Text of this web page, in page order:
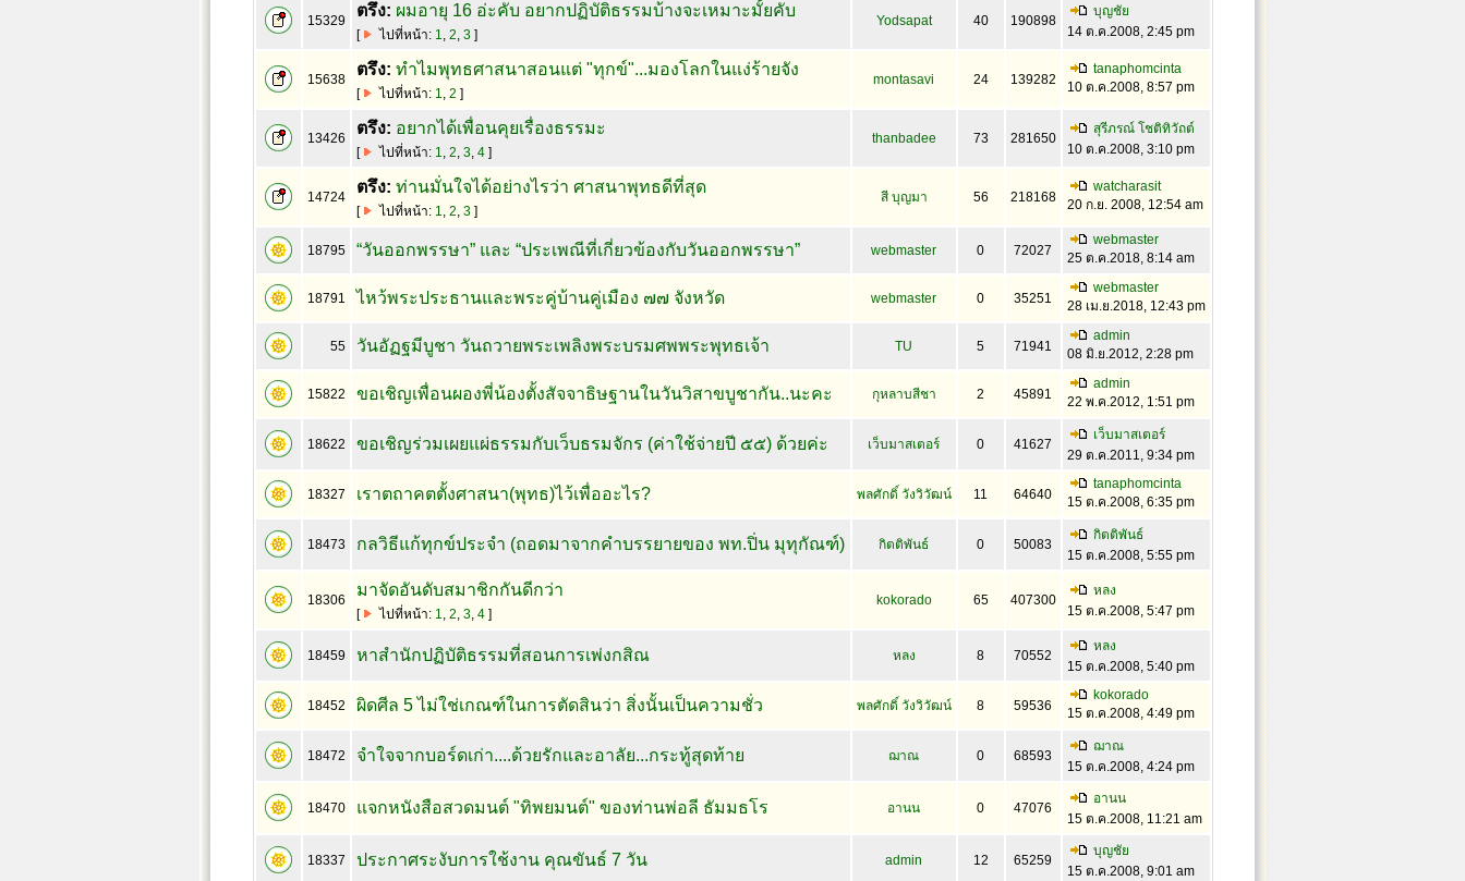
15329
ตรึง: ผมอายุ 16 อ่ะคับ อยากปฏิบัติธรรมบ้างจะเหมาะมั้ยคับ
[ ไปที่หน้า: 1, 2, 3 ]
Yodsapat 40 190898
บุญชัย
14 ต.ค.2008, 2:45 pm
15638
ตรึง: ทำไมพุทธศาสนาสอนแต่ "ทุกข์"...มองโลกในแง่ร้ายจัง
[ ไปที่หน้า: 1, 2 ]
montasavi 24 139282
tanaphomcinta
10 ต.ค.2008, 8:57 pm
13426
ตรึง: อยากได้เพื่อนคุยเรื่องธรรมะ
[ ไปที่หน้า: 1, 2, 3, 4]
thanbadee 73 281650
สุรีภรณ์ โชติทิวัถต์
10 ต.ค.2008, 3:10 pm
14724
ตรึง: ท่านมั่นใจได้อย่างไรว่า ศาสนาพุทธดีที่สุด
[ ไปที่หน้า: 1, 2, 3]
สี บุญมา 56 218168
watcharasit
20 ก.ย. 2008, 12:54 am
18795 “วันออกพรรษา” และ “ประเพณีที่เกี่ยวข้องกับวันออกพรรษา” webmaster 0 72027
webmaster
25 ต.ค.2018, 8:14 am
18791 ไหว้พระประธานและพระคู่บ้านคู่เมือง ๗๗ จังหวัด webmaster 0 35251
webmaster
28 เม.ย.2018, 12:43 pm
55 วันอัฏฐมีบูชา วันถวายพระเพลิงพระบรมศพพระพุทธเจ้า TU 5 71941
admin
08 มิ.ย.2012, 2:28 pm
15822 ขอเชิญเพื่อนผองพี่น้องตั้งสัจจาธิษฐานในวันวิสาขบูชากัน..นะคะ กุหลาบสีชา 2 45891
admin
22 พ.ค.2012, 1:51 pm
18622 ขอเชิญร่วมเผยแผ่ธรรมกับเว็บธรมจักร (ค่าใช้จ่ายปี ๕๕) ด้วยค่ะ เว็บมาสเตอร์ 0 41627
เว็บมาสเตอร์
29 ต.ค.2011, 9:34 pm
18327 เราตถาคตตั้งศาสนา(พุทธ)ไว้เพื่ออะไร? พลศักดิ์ วังวิวัฒน์ 11 64640
tanaphomcinta
15 ต.ค.2008, 6:35 pm
18473 กลวิธีแก้ทุกข์ประจำ (ถอดมาจากคำบรรยายของ พท.ปิ่น มุทุกัณฑ์) กิตติพันธ์ 0 50083
กิตติพันธ์
15 ต.ค.2008, 5:55 pm
18306
มาจัดอันดับสมาชิกกันดีกว่า
[ ไปที่หน้า: 1, 2, 3, 4]
kokorado 65 407300
หลง
15 ต.ค.2008, 5:47 pm
18459 หาสำนักปฏิบัติธรรมที่สอนการเพ่งกสิณ หลง 8 70552
หลง
15 ต.ค.2008, 5:40 pm
18452 ผิดศีล 5 ไม่ใช่เกณฑ์ในการตัดสินว่า สิ่งนั้นเป็นความชั่ว พลศักดิ์ วังวิวัฒน์ 8 59536
kokorado
15 ต.ค.2008, 4:49 pm
18472 จำใจจากบอร์ดเก่า....ด้วยรักและอาลัย...กระทู้สุดท้าย ฌาณ 0 68593
ฌาณ
15 ต.ค.2008, 4:24 pm
18470 แจกหนังสือสวดมนต์ "ทิพยมนต์" ของท่านพ่อลี ธัมมธโร อานน 0 47076
อานน
15 ต.ค.2008, 11:21 am
18337 ประกาศระงับการใช้งาน คุณขันธ์ 7 วัน admin 12 65259
บุญชัย
15 ต.ค.2008, 9:01 am